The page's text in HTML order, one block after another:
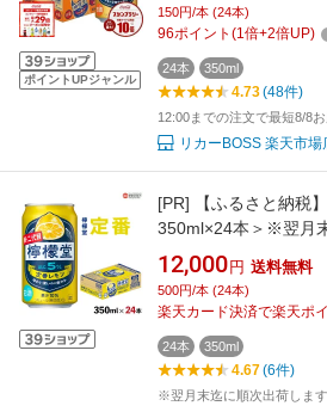
ポイントUPジャンル
150円/本 (24本)
96ポイント (1倍+2倍UP)
24本 350ml
4.73(48件)
12:00までの注文で最短8/8
リカーBOSS 楽天市場
[PR]
【ふるさと納税
350ml×24本＞※翌月
コカ・コーラ西条工
酒 チューハイ 酎ハイ
アルコール 前割り ス
12,000 円 送料無料
500円/本 (24本)
楽天カード決済で楽天ポ
24本 350ml
4.67(6件)
※翌月末迄に順次出荷します